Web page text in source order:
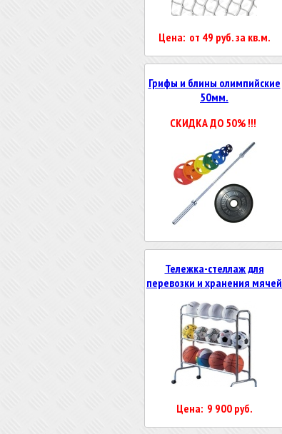
Цена: от 49 руб. за кв.м.
Грифы и блины олимпийские
50мм.
СКИДКА ДО 50% !!!
Тележка-стеллаж для
перевозки и хранения мячей
Цена: 9 900 руб.